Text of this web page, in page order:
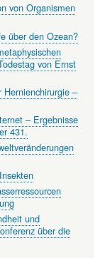
von Organismen
über den Ozean?
von Ernst
–
– Ergebnisse
431.
und
über die